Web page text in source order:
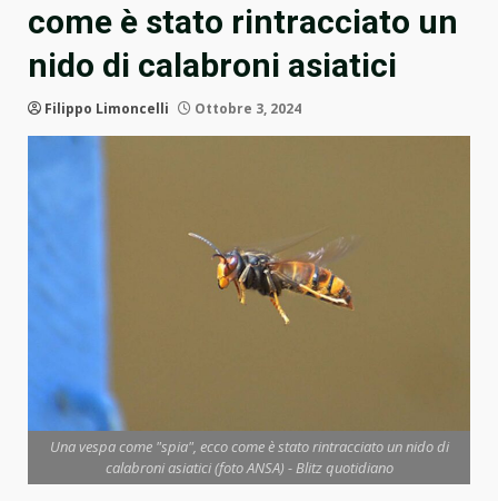
come è stato rintracciato un
nido di calabroni asiatici
Filippo Limoncelli Ottobre 3, 2024
Una vespa come "spia", ecco come è stato rintracciato un nido di
calabroni asiatici (foto ANSA) - Blitz quotidiano